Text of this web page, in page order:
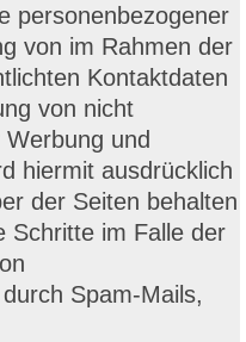
personenbezogener
von im Rahmen der
Kontaktdaten
von nicht
und
hiermit ausdrücklich
der Seiten behalten
Schritte im Falle der
Spam-Mails,